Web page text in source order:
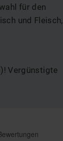
für den
und Fleisch,
Vergünstigte